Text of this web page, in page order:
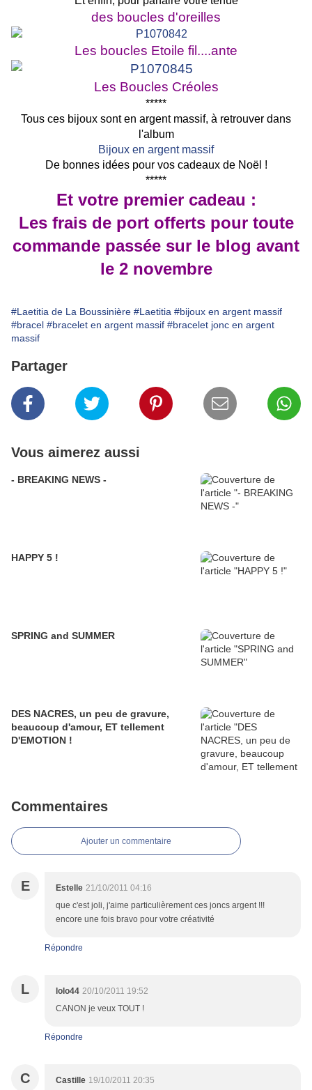
des boucles d'oreilles
Les boucles Etoile fil....ante
Les Boucles Créoles
*****
Tous ces bijoux sont en argent massif, à retrouver dans
l'album
Bijoux en argent massif
De bonnes idées pour vos cadeaux de Noël !
*****
Et votre premier cadeau :
Les frais de port offerts pour toute
commande passée sur le blog avant
le 2 novembre
#Laetitia de La Boussinière #Laetitia #bijoux en argent massif
#bracel #bracelet en argent massif #bracelet jonc en argent
massif
Partager
Vous aimerez aussi
- BREAKING NEWS -
HAPPY 5 !
SPRING and SUMMER
DES NACRES, un peu de gravure,
beaucoup d'amour, ET tellement
D'EMOTION !
Commentaires
Ajouter un commentaire
E Estelle 21/10/2011 04:16
que c'est joli, j'aime particulièrement ces joncs argent !!!
encore une fois bravo pour votre créativité
Répondre
L lolo44 20/10/2011 19:52
CANON je veux TOUT !
Répondre
C Castille 19/10/2011 20:35